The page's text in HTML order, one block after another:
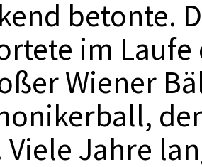
betonte.
im
Wiener
Viele Jahre